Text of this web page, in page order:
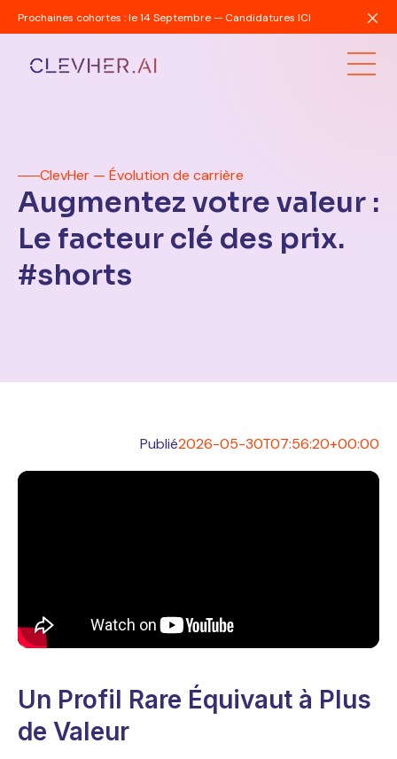
Prochaines cohortes : le 14 Septembre — Candidatures ICI
ClevHer — Évolution de carrière
Augmentez votre valeur :
Le facteur clé des prix.
#shorts
Publié2026-05-30T07:56:20+00:00
Un Profil Rare Équivaut à Plus
de Valeur